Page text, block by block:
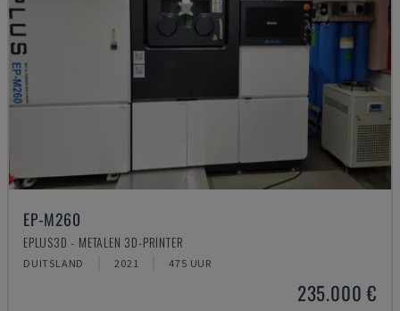
EP-M260
EPLUS3D - METALEN 3D-PRINTER
DUITSLAND 2021 475 UUR
235.000 €